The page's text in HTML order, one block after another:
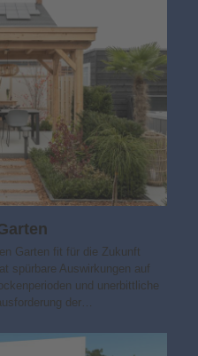
Garten fit für die Zukunft
spürbare Auswirkungen auf
und unerbittliche
der…